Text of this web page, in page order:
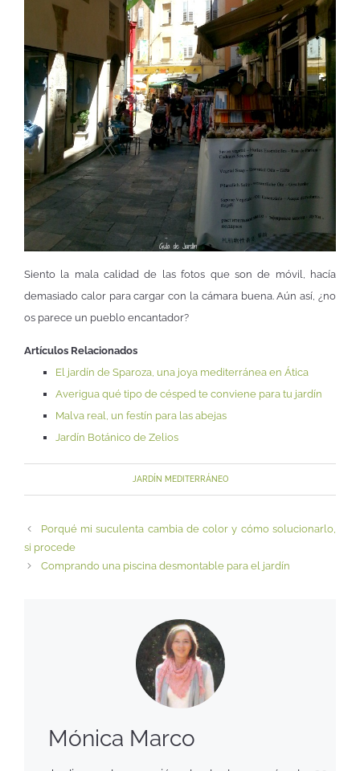
Siento la mala calidad de las fotos que son de móvil, hacía
demasiado calor para cargar con la cámara buena. Aún así, ¿no
os parece un pueblo encantador?
Artículos Relacionados
El jardín de Sparoza, una joya mediterránea en Ática
Averigua qué tipo de césped te conviene para tu jardín
Malva real, un festín para las abejas
Jardín Botánico de Zelios
JARDÍN MEDITERRÁNEO
Porqué mi suculenta cambia de color y cómo solucionarlo,
si procede
Comprando una piscina desmontable para el jardín
Mónica Marco